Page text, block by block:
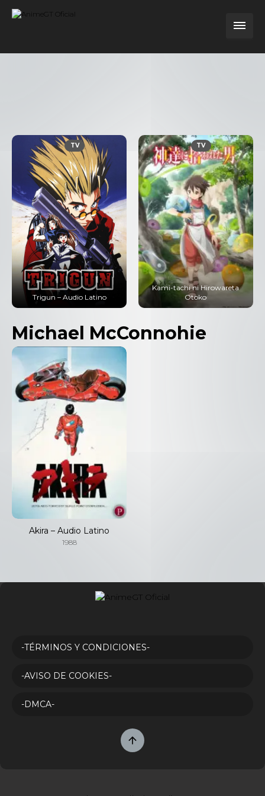
TV
Kami-tachi ni Hirowareta
Otoko
TV
Ore dake Level Up na Ken
(Solo Leveling) – Audio Latino
Michael McConnohie
Akira – Audio Latino
1988
-TÉRMINOS Y CONDICIONES-
-AVISO DE COOKIES-
-DMCA-